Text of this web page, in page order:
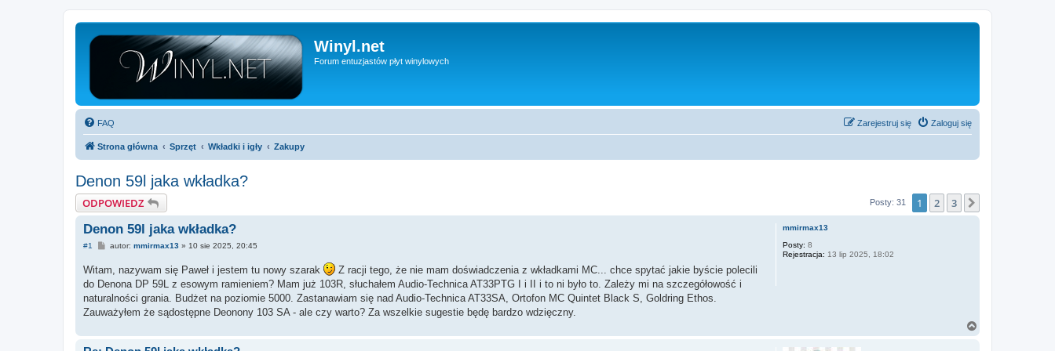
Winyl.net
Forum entuzjastów płyt winylowych
FAQ Zaloguj się
Zarejestruj się
Strona główna Sprzęt Wkładki i igły Zakupy
Denon 59l jaka wkładka?
ODPOWIEDZ Posty: 31 1 2 3
mmirmax13
Posty: 8
Rejestracja: 13 lip 2025, 18:02
Denon 59l jaka wkładka?
#1
P
t
autor: mmirmax13» 10 sie 2025, 20:45
Witam, nazywam się Paweł i jestem tu nowy szarak
Z racji tego, że nie mam doświadczenia z wkładkami MC... chce spytać jakie byście polecili
do Denona DP 59L z esowym ramieniem? Mam już 103R, słuchałem Audio-Technica AT33PTG I i II i to ni było to. Zależy mi na szczegółowość i
naturalności grania. Budżet na poziomie 5000. Zastanawiam się nad Audio-Technica AT33SA, Ortofon MC Quintet Black S, Goldring Ethos.
Zauważyłem że sądostępne Deonony 103 SA - ale czy warto? Za wszelkie sugestie będę bardzo wdzięczny.